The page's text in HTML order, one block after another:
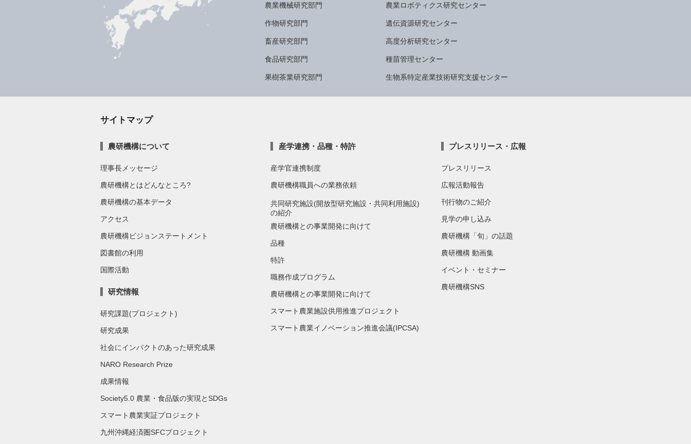
農業機械研究部門
作物研究部門
畜産研究部門
食品研究部門
果樹茶業研究部門
農業ロボティクス研究センター
遺伝資源研究センター
高度分析研究センター
種苗管理センター
生物系特定産業技術研究支援センター
サイトマップ
農研機構について
理事長メッセージ
農研機構とはどんなところ?
農研機構の基本データ
アクセス
農研機構ビジョンステートメント
図書館の利用
国際活動
研究情報
研究課題(プロジェクト)
研究成果
社会にインパクトのあった研究成果
NARO Research Prize
成果情報
Society5.0 農業・食品版の実現とSDGs
スマート農業実証プロジェクト
九州沖縄経済圏SFCプロジェクト
産学連携・品種・特許
産学官連携制度
農研機構職員への業務依頼
共同研究施設(開放型研究施設・共同利用施設)
の紹介
農研機構との事業開発に向けて
品種
特許
職務作成プログラム
農研機構との事業開発に向けて
スマート農業施設供用推進プロジェクト
スマート農業イノベーション推進会議(IPCSA)
プレスリリース・広報
プレスリリース
広報活動報告
刊行物のご紹介
見学の申し込み
農研機構「旬」の話題
農研機構 動画集
イベント・セミナー
農研機構SNS